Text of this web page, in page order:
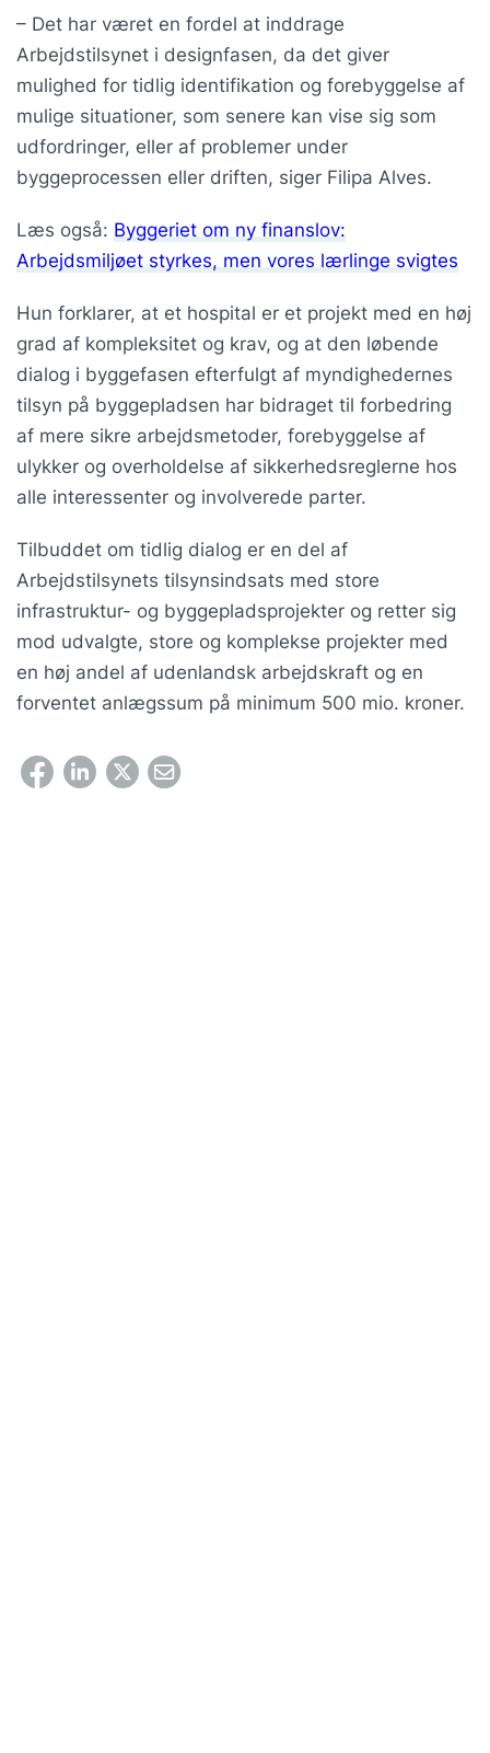
– Det har været en fordel at inddrage
Arbejdstilsynet i designfasen, da det giver
mulighed for tidlig identifikation og forebyggelse af
mulige situationer, som senere kan vise sig som
udfordringer, eller af problemer under
byggeprocessen eller driften, siger Filipa Alves.
Læs også: Byggeriet om ny finanslov:
Arbejdsmiljøet styrkes, men vores lærlinge svigtes
Hun forklarer, at et hospital er et projekt med en høj
grad af kompleksitet og krav, og at den løbende
dialog i byggefasen efterfulgt af myndighedernes
tilsyn på byggepladsen har bidraget til forbedring
af mere sikre arbejdsmetoder, forebyggelse af
ulykker og overholdelse af sikkerhedsreglerne hos
alle interessenter og involverede parter.
Tilbuddet om tidlig dialog er en del af
Arbejdstilsynets tilsynsindsats med store
infrastruktur- og byggepladsprojekter og retter sig
mod udvalgte, store og komplekse projekter med
en høj andel af udenlandsk arbejdskraft og en
forventet anlægssum på minimum 500 mio. kroner.